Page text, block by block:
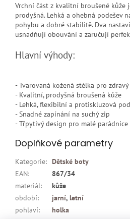
Vrchní část z kvalitní broušené kůže
prodyšná. Lehká a ohebná podešev
pohybu a dobré stabilitě. Dva
usnadňují obouvání a zaručují
Hlavní výhody:
- Tvarovaná kožená stélka pro
- Kvalitní, prodyšná broušená kůže
- Lehká, flexibilní a protiskluzová
- Snadné zapínání na suchý zip
- Třpytivý design pro malé parádnice
Doplňkové parametry
Kategorie: Dětské boty
EAN:
867/34
materiál:
kůže
období: jarní, letní
pohlaví:
holka